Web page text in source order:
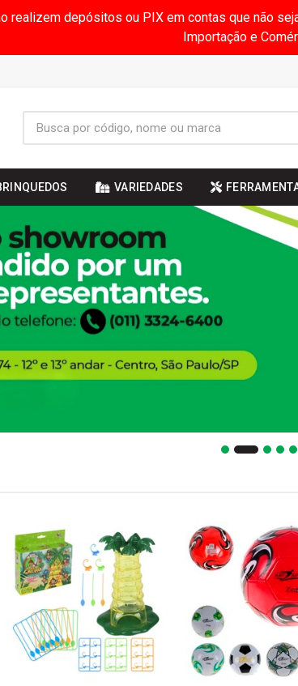
realizem depósitos ou PIX em contas que não
Importação e
VARIEDADES